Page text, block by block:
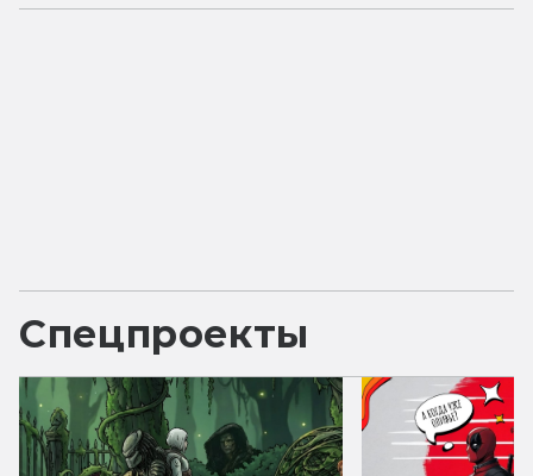
Спецпроекты